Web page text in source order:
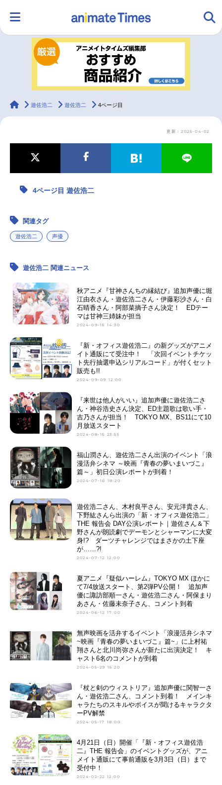
ランキング アニメ
ラジオ みんなの声
アニメ記事一覧
アニメ映画一覧
春アニメ
秋アニメ 冬アニメ
男性声優/女性声優一覧
FOLLOW US
animateTimes
遊佐浩二 遊佐浩二 4ページ目
更新：2025-04-02
4ページ目 遊佐浩二
関連タグ
遊佐浩二 声優
遊佐浩二 関連ニュース
秋アニメ『甘神さんちの縁結び』追加声優に堀
江由衣さん・遊佐浩二さん・伊藤彩沙さん・白
石晴香さん・阿部菜摘子さん決定！ EDテー
マは甘神三姉妹が担当
2024-09-15 14:30
『新・オフィス遊佐浩二』の新グッズがアニメ
イト通販にて受注中！ 「次回イベントチケッ
ト先行抽選申込シリアルコード」が付くセット
販売も!!
2024-09-09 12:00
『来世は他人がいい』追加声優に遊佐浩二さ
ん・神谷浩史さん決定、ED主題歌は歌い手・
吉乃さんが担当！ TOKYO MX、BS11にて10
月放送スタート
2024-08-15 23:55
福山潤さん、遊佐浩二さん出演のイベント「浪
漫活弁シネマ ～映画『青春の夢いまいづこ』
篇～」初日公演レポートが到着！
2024-07-16 18:20
遊佐浩二さん、木村良平さん、安元洋貴さん、
下野紘さんら出演の「新・オフィス遊佐浩二」
THE 報告会 DAY公演レポート｜遊佐さん＆下
野さんが朗読劇でデーモンとシャーマンに大変
身!? ダーツチャレンジではまさかの土下座
が……?!
2024-07-12 12:00
夏アニメ『疑似ハーレム』TOKYO MX ほかに
て7/4放送スタート、第2弾PV公開！ 追加声
優に諏訪部順一さん・遊佐浩二さん・阿保まり
あさん・佐藤未奈子さん、コメント到着
2024-06-12 17:00
無声映画を活弁するイベント「浪漫活弁シネマ
~映画『青春の夢いまいづこ』篇~」に上村祐
翔さんと北川尚弥さんが新たに出演決定！ キ
ャスト6名のコメントが到着
2024-05-29 15:20
『杖と剣のウィストリア』追加声優に関智一さ
ん・遊佐浩二さん、コメント到着！ メインキ
ャラたちのスキルやボイスが聞けるキャラクタ
ーPV解禁
2024-05-17 18:00
4月21日（日）開催「『新・オフィス遊佐浩
二』THE 報告会」のイベントグッズが、アニ
メイト通販にて事前通販を3月3日（日）まで
受付中！
2024-02-22 12:00